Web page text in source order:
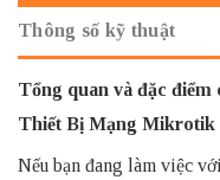
Thông số kỹ thuật
Tổng quan và đặc điểm
Thiết Bị Mạng Mikrotik
Nếu bạn đang làm việc